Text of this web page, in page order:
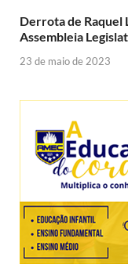
Derrota de Raquel
Assembleia
23 de maio de 2023